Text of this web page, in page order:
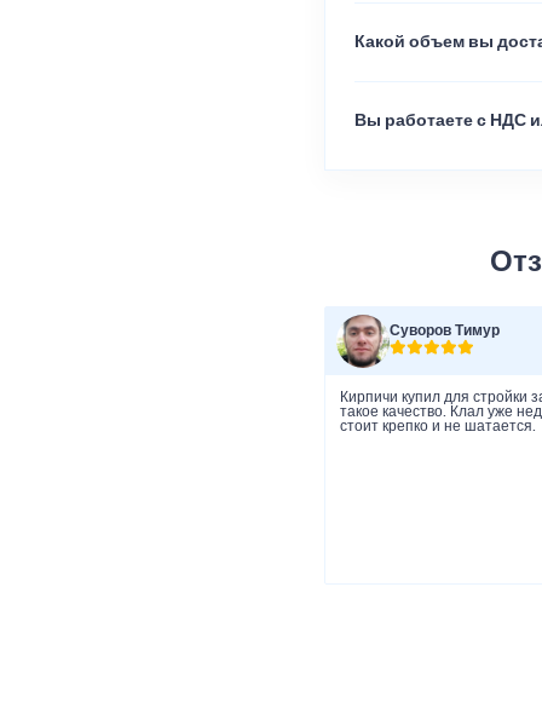
Какой объем вы
Вы работаете с НДС
Суворов Тимур
Кирпичи купил для стройки
такое качество. Клал уже
стоит крепко и не шатается.